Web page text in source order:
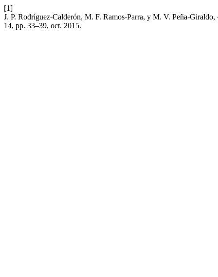
[1]
J. P. Rodríguez-Calderón, M. F. Ramos-Parra, y M. V. Peña-
14, pp. 33–39, oct. 2015.